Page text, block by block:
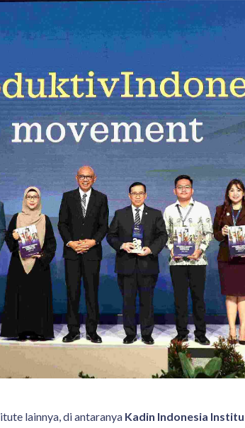
lainnya, di antaranya Kadin Indonesia